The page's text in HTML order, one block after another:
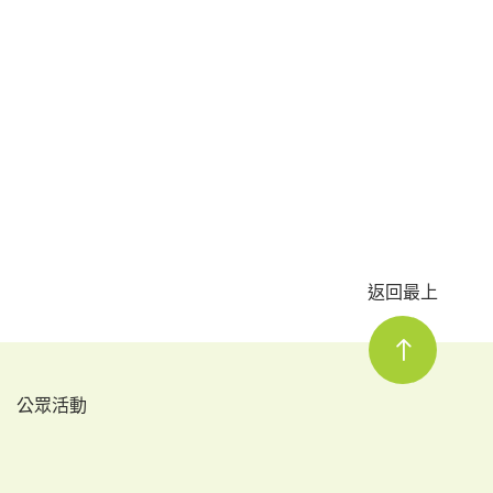
返回最上
公眾活動